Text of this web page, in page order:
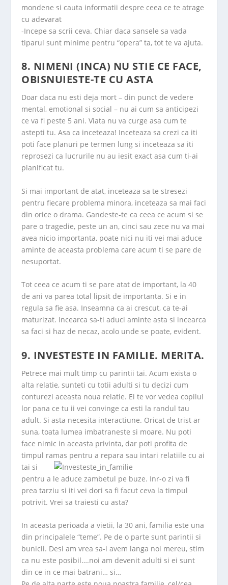
mondene si cauta informatii despre ceea ce te atrage
cu adevarat
-Incepe sa scrii ceva. Chiar daca sansele sa vada
tiparul sunt minime pentru “opera” ta, tot te va ajuta.
8. NIMENI (INCA) NU STIE CE FACE,
OBISNUIESTE-TE CU ASTA
Doar daca nu esti deja mort – din punct de vedere
mental, emotional si social – nu ai cum sa anticipezi
ce va fi peste 5 ani. Viata nu va curge asa cum te
astepti tu. Asa ca inceteaza! Inceteaza sa crezi ca iti
poti face planuri pe termen lung si inceteaza sa iti
reprosezi ca lucrurile nu au iesit exact asa cum ti-ai
planificat tu.
Si mai important de atat, inceteaza sa te stresezi
pentru fiecare problema minora, inceteaza sa mai faci
din orice o drama. Gandeste-te ca ceea ce acum si se
pare o tragedie, peste un an, cinci sau zece nu va mai
avea nicio importanta, poate nici nu iti vei mai aduce
aminte de aceasta problema care acum ti se pare de
nesuportat.
Tot ceea ce acum ti se pare atat de important, la 40
de ani va parea total lipsit de importanta. Si e in
regula sa fie asa. Inseamna ca ai crescut, ca te-ai
maturizat. Incearca sa-ti aduci aminte asta si incearca
sa faci si haz de necaz, acolo unde se poate, evident.
9. INVESTESTE IN FAMILIE. MERITA.
Petrece mai mult timp cu parintii tai. Acum exista o
alta relatie, sunteti cu totii adulti si tu decizi cum
conturezi aceasta noua relatie. Ei te vor vedea copilul
lor pana ce tu ii vei convinge ca esti la randul tau
adult. Si asta necesita interactiune. Oricat de trist ar
suna, toata lumea imbatraneste si moare. Nu poti
face nimic in aceasta privinta, dar poti profita de
timpul ramas pentru a repara sau intari relatiile cu ai
tai si
pentru a le aduce zambetul pe buze. Inr-o zi va fi
prea tarziu si iti vei dori sa fi facut ceva la timpul
potrivit. Vrei sa traiesti cu asta?
In aceasta perioada a vietii, la 30 ani, familia este una
din principalele “teme”. Pe de o parte sunt parintii si
bunicii. Desi am vrea sa-i avem langa noi mereu, stim
ca nu este posibil….noi am devenit adulti si ei sunt
din ce in ce mai batrani… si…